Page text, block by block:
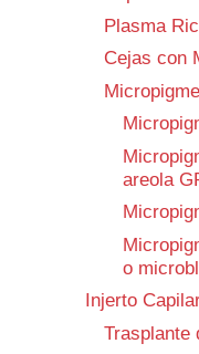
Plasma
Cejas con
areola
o
Injerto
Trasplante